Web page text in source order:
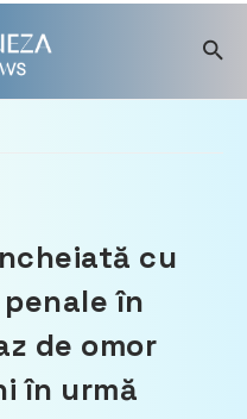
cu
în
de omor
în urmă